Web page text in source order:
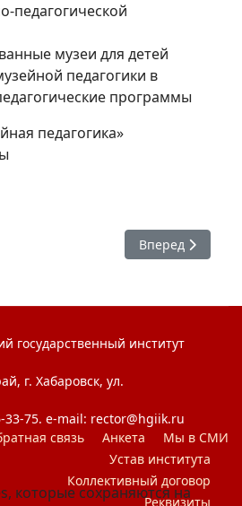
педагогической
музеи для детей
педагогики в
программы
педагогика»
проблемы Следующий:
Вперед
государственный институт
г. Хабаровск, ул.
33-75. e-mail: rector@hgiik.ru
связь Анкета
Мы в СМИ
Устав института
Коллективный договор
Реквизиты
которые сохраняются на